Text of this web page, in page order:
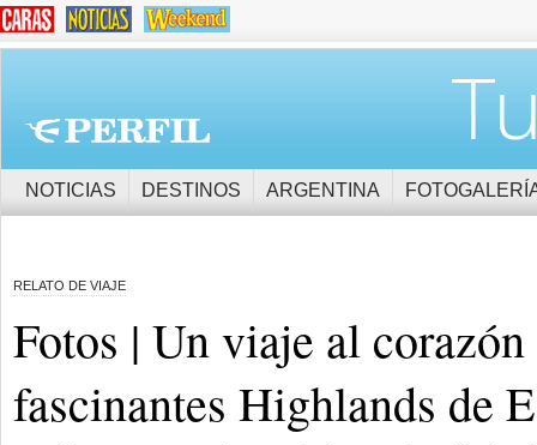
NOTICIAS DESTINOS ARGENTINA
RELATO DE VIAJE
Fotos | Un viaje al corazón
fascinantes Highlands de